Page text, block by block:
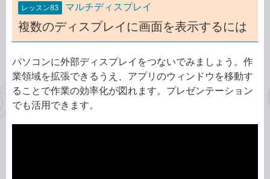
レッスン83 マルチディスプレイ
複数のディスプレイに画面を表示するには
パソコンに外部ディスプレイをつないでみましょう。作
業領域を拡張できるうえ、アプリのウィンドウを移動す
ることで作業の効率化が図れます。プレゼンテーション
でも活用できます。